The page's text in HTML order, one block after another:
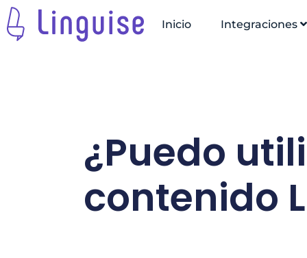
Inicio Integraciones
¿Puedo
contenido